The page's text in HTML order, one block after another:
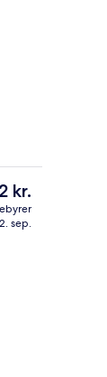
serverer
kr.
sep.